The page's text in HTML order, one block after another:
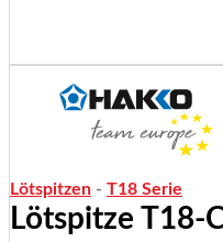
Lötspitzen - T18 Serie
Lötspitze T18-